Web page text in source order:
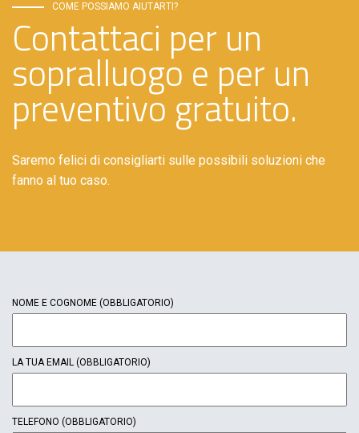
COME POSSIAMO AIUTARTI?
Contattaci per un
sopralluogo e per un
preventivo gratuito.
Saremo felici di consigliarti sulle possibili soluzioni che
fanno al tuo caso.
NOME E COGNOME (OBBLIGATORIO)
LA TUA EMAIL (OBBLIGATORIO)
TELEFONO (OBBLIGATORIO)